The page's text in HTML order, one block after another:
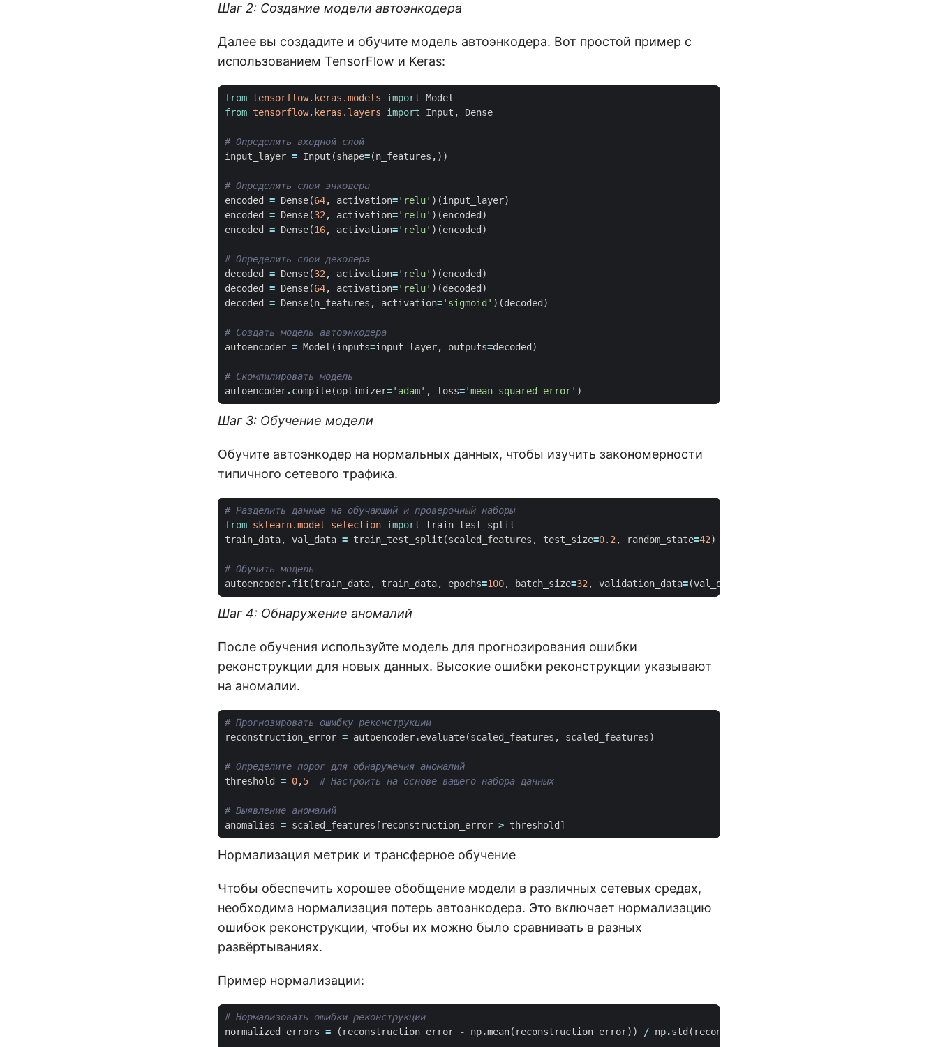
Шаг 2: Создание модели автоэнкодера
Далее вы создадите и обучите модель автоэнкодера. Вот простой пример с
использованием TensorFlow и Keras:
from tensorflow.keras.models import Model
from tensorflow.keras.layers import Input , Dense
# Определить входной слой
input_layer = Input (shape=(n_features ,))
# Определить слои энкодера
encoded
= Dense(64, activation='relu' )(input_layer)
encoded
= Dense(32 , activation='relu' )(encoded )
encoded
= Dense(16, activation='relu' )(encoded )
# Определить слои декодера
decoded
= Dense(32 , activation='relu' )(encoded )
decoded
= Dense(64, activation='relu' )(decoded )
decoded
= Dense(n_features , activation='sigmoid' )(decoded )
# Создать модель автоэнкодера
autoencoder = Model (inputs=input_layer, outputs=decoded )
# Скомпилировать модель
autoencoder.compile(optimizer='adam' , loss='mean_squared_error' )
Шаг 3: Обучение модели
Обучите автоэнкодер на нормальных данных, чтобы изучить закономерности
типичного сетевого трафика.
# Разделить данные на обучающий и проверочный наборы
from sklearn.model_selection import
train_test_split
train_data, val_data = train_test_split (scaled_features , test_size=0.2 , random_state=42)
# Обучить модель
autoencoder.fit (train_data, train_data, epochs=100, batch_size=32 , validation_data=(val_data
Шаг 4: Обнаружение аномалий
После обучения используйте модель для прогнозирования ошибки
реконструкции для новых данных. Высокие ошибки реконструкции указывают
на аномалии.
# Прогнозировать ошибку реконструкции
reconstruction_error = autoencoder.evaluate(scaled_features , scaled_features)
# Определите порог для обнаружения аномалий
threshold
= 0,5 # Настроить на основе вашего набора данных
# Выявление аномалий
anomalies = scaled_features [ reconstruction_error > threshold ]
Нормализация метрик и трансферное обучение
Чтобы обеспечить хорошее обобщение модели в различных сетевых средах,
необходима нормализация потерь автоэнкодера. Это включает нормализацию
ошибок реконструкции, чтобы их можно было сравнивать в разных
развёртываниях.
Пример нормализации:
# Нормализовать ошибки реконструкции
normalized_errors = ( reconstruction_error - np.mean( reconstruction_error)) / np.std ( reconstruction_error